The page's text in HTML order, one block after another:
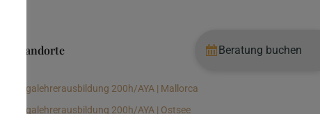
Standorte
Yogalehrerausbildung 200h/AYA | Mallorca
Yogalehrerausbildung 200h/AYA | Ostsee
Beratung buchen